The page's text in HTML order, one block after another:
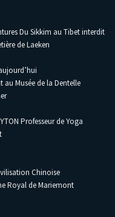
Du Sikkim au Tibet interdit
de Laeken
Musée de la Dentelle
Professeur de Yoga
Chinoise
Royal de Mariemont